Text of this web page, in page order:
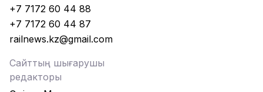
+7 7172 60 44 88
+7 7172 60 44 87
railnews.kz@gmail.com
Сайттың шығарушы
редакторы